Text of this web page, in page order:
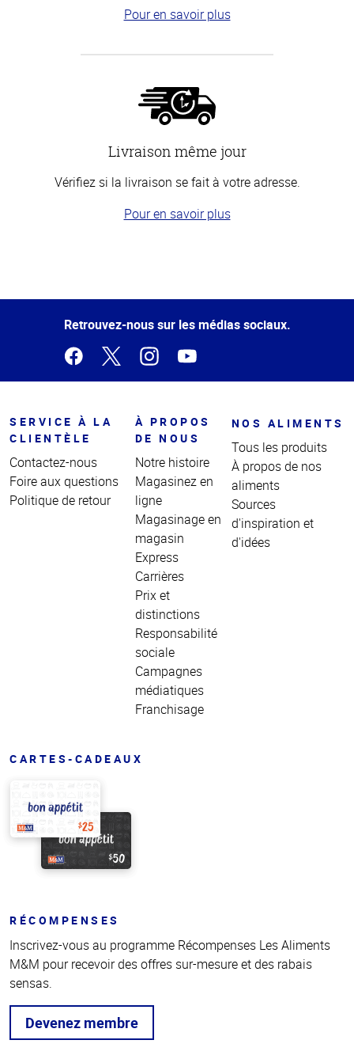
Pour en savoir plus
Livraison même jour
Vérifiez si la livraison se fait à votre adresse.
Pour en savoir plus
de la
Retrouvez-nous sur les médias sociaux.
SERVICE À LA
CLIENTÈLE
Contactez-nous
Foire aux questions
Politique de retour
À PROPOS
DE NOUS
Notre histoire
Magasinez en
ligne
Magasinage en
magasin
Express
Carrières
Prix et
distinctions
Responsabilité
sociale
Campagnes
médiatiques
Franchisage
NOS ALIMENTS
Tous les produits
À propos de nos
aliments
Sources
d'inspiration et
d'idées
CARTES-CADEAUX
RÉCOMPENSES
Inscrivez-vous au programme Récompenses Les Aliments
M&M pour recevoir des offres sur-mesure et des rabais
sensas.
Devenez membre